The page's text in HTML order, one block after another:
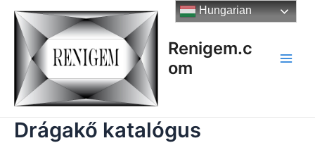
Skip
content
Renigem.c
om
Drágakő katalógus
Hungarian